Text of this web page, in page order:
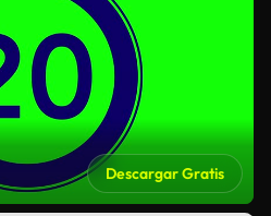
Descargar Gratis